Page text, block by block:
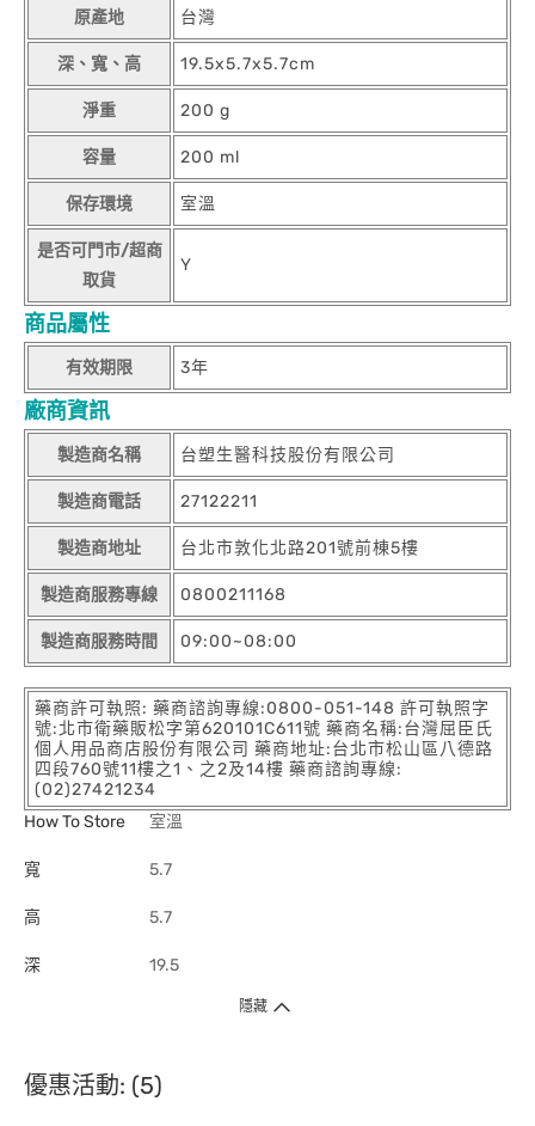
原產地 台灣
深、寬、高 19.5x5.7x5.7cm
淨重 200 g
容量 200 ml
保存環境 室溫
是否可門市/超商
取貨
Y
商品屬性
有效期限 3年
廠商資訊
製造商名稱 台塑生醫科技股份有限公司
製造商電話 27122211
製造商地址 台北市敦化北路201號前棟5樓
製造商服務專線 0800211168
製造商服務時間 09:00~08:00
藥商許可執照: 藥商諮詢專線:0800-051-148 許可執照字
號:北市衛藥販松字第620101C611號 藥商名稱:台灣屈臣氏
個人用品商店股份有限公司 藥商地址:台北市松山區八德路
四段760號11樓之1、之2及14樓 藥商諮詢專線:
(02)27421234
How To Store
室溫
寬 5.7
高 5.7
深 19.5
隱藏
優惠活動: (5)